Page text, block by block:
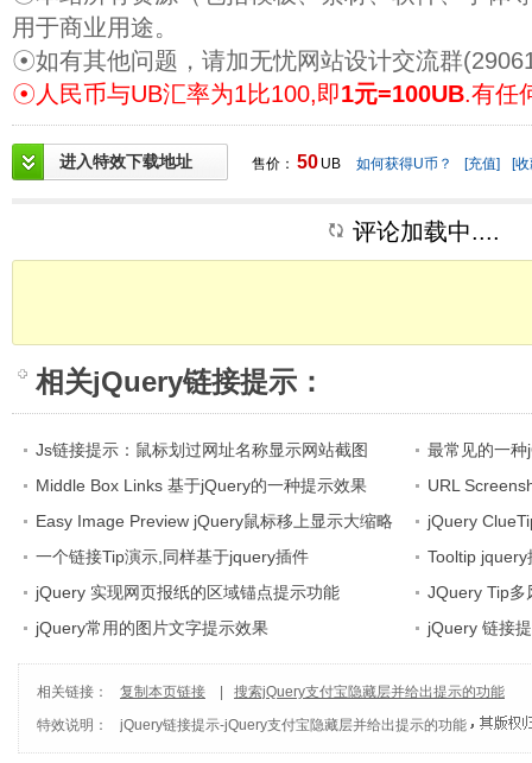
用于商业用途。
☉如有其他问题，请加无忧网站设计交流群
☉人民币与UB汇率为1比100,即1元=100UB.有任
进入特效下载地址 售价： 50 UB 如何获得U币？ [充值] [
评论加载中....
相关jQuery链接提示 ：
Js链接提示：鼠标划过网址名称显示网站截图
最常见的一
Middle Box Links 基于jQuery的一种提示效果
URL
示
Easy Image Preview jQuery鼠标移上显示大缩略
图功能
jQuery
一个链接Tip演示,同样基于jquery插件
Tooltip
jQuery 实现网页报纸的区域锚点提示功能
JQuery Tip多
jQuery常用的图片文字提示效果
jQuery 链接
相关链接： 复制本页链接
搜索jQuery支付宝隐藏层并给出提示的功能
特效说明：
jQuery链接提示-jQuery支付宝隐藏层并给出提示的功能